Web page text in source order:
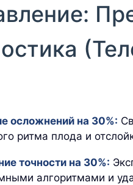
осложнений на 30%:
ритма плода и
точности на 30%:
алгоритмами и